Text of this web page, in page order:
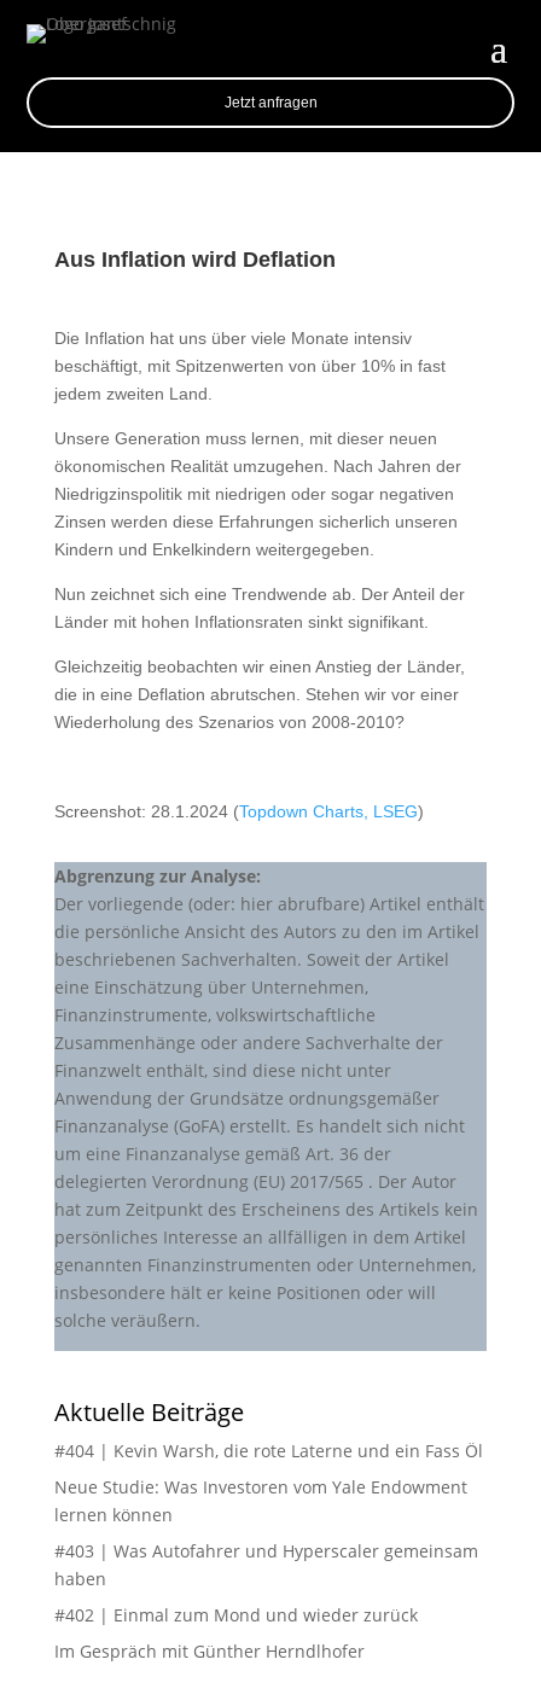
Jetzt anfragen
Aus Inflation wird Deflation
Die Inflation hat uns über viele Monate intensiv
beschäftigt, mit Spitzenwerten von über 10% in fast
jedem zweiten Land.
Unsere Generation muss lernen, mit dieser neuen
ökonomischen Realität umzugehen. Nach Jahren der
Niedrigzinspolitik mit niedrigen oder sogar negativen
Zinsen werden diese Erfahrungen sicherlich unseren
Kindern und Enkelkindern weitergegeben.
Nun zeichnet sich eine Trendwende ab. Der Anteil der
Länder mit hohen Inflationsraten sinkt signifikant.
Gleichzeitig beobachten wir einen Anstieg der Länder,
die in eine Deflation abrutschen. Stehen wir vor einer
Wiederholung des Szenarios von 2008-2010?
Screenshot: 28.1.2024 (Topdown Charts, LSEG)
Abgrenzung zur Analyse:
Der vorliegende (oder: hier abrufbare) Artikel enthält
die persönliche Ansicht des Autors zu den im Artikel
beschriebenen Sachverhalten. Soweit der Artikel
eine Einschätzung über Unternehmen,
Finanzinstrumente, volkswirtschaftliche
Zusammenhänge oder andere Sachverhalte der
Finanzwelt enthält, sind diese nicht unter
Anwendung der Grundsätze ordnungsgemäßer
Finanzanalyse (GoFA) erstellt. Es handelt sich nicht
um eine Finanzanalyse gemäß Art. 36 der
delegierten Verordnung (EU) 2017/565 . Der Autor
hat zum Zeitpunkt des Erscheinens des Artikels kein
persönliches Interesse an allfälligen in dem Artikel
genannten Finanzinstrumenten oder Unternehmen,
insbesondere hält er keine Positionen oder will
solche veräußern.
Aktuelle Beiträge
#404 | Kevin Warsh, die rote Laterne und ein Fass Öl
Neue Studie: Was Investoren vom Yale Endowment
lernen können
#403 | Was Autofahrer und Hyperscaler gemeinsam
haben
#402 | Einmal zum Mond und wieder zurück
Im Gespräch mit Günther Herndlhofer